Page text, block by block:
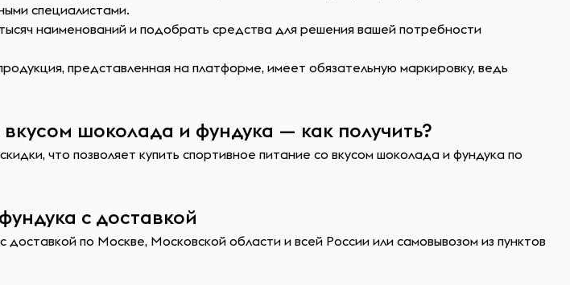
специалистами.
наименований и подобрать средства для решения вашей потребности
представленная на платформе, имеет обязательную маркировку, ведь
шоколада и фундука — как получить?
что позволяет купить спортивное питание со вкусом шоколада и фундука по
с доставкой
по Москве, Московской области и всей России или самовывозом из пунктов